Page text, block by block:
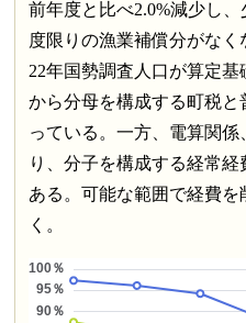
前年度と比べ2.0%減少し
度限りの漁業補償分がな
22年国勢調査人口が算定
から分母を構成する町税
っている。一方、電算関
り、分子を構成する経常
ある。可能な範囲で経費
く。